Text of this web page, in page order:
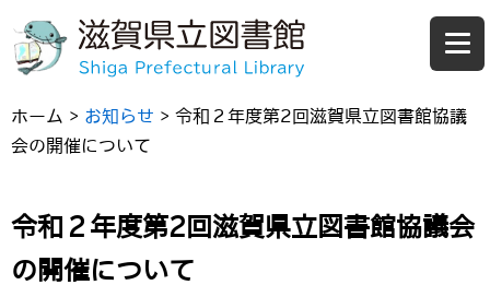
ホーム > お知らせ > 令和２年度第2回滋賀県立図書館協議
会の開催について
令和２年度第2回滋賀県立図書館協議会
の開催について